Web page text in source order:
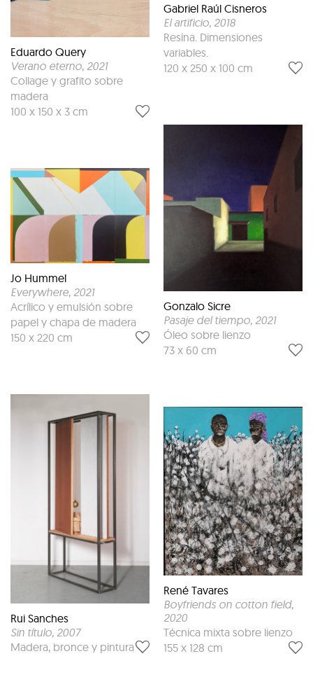
Eduardo Query
Verano eterno, 2021
Collage y grafito sobre
madera
100 x 150 x 3 cm
Jo Hummel
Everywhere, 2021
Acrílico y emulsión sobre
papel y chapa de madera
150 x 220 cm
Rui Sanches
Sin título, 2007
Madera, bronce y pintura
Gabriel Raúl Cisneros
El artificio, 2018
Resina. Dimensiones
variables.
120 x 250 x 100 cm
Gonzalo Sicre
Pasaje del tiempo, 2021
Óleo sobre lienzo
73 x 60 cm
René Tavares
Boyfriends on cotton field,
2020
Técnica mixta sobre lienzo
155 x 128 cm